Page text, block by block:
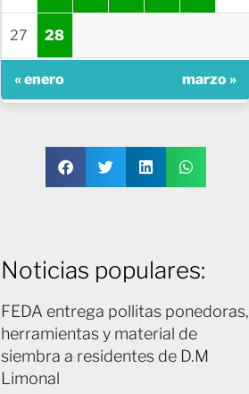
27 28
« enero marzo »
Noticias populares:
FEDA entrega pollitas ponedoras,
herramientas y material de
siembra a residentes de D.M
Limonal